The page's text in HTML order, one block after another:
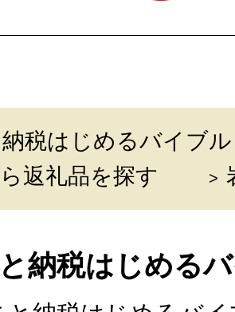
税はじめるバイブル
返礼品を探す
納税はじめる